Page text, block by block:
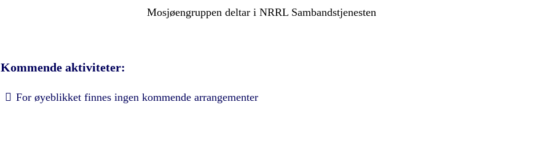
Mosjøengruppen deltar i NRRL Sambandstjenesten
Kommende aktiviteter:
For øyeblikket finnes ingen kommende arrangementer